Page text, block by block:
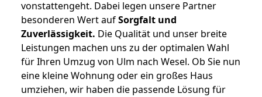
vonstattengeht. Dabei legen unsere Partner
besonderen Wert aufSorgfalt und
Zuverlässigkeit. Die Qualität und unser breite
Leistungen machen uns zu der optimalen Wahl
für Ihren Umzug von Ulm nach Wesel. Ob Sie nun
eine kleine Wohnung oder ein großes Haus
umziehen, wir haben die passende Lösung für